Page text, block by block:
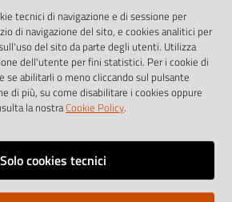
sono riutilizzabili solo alle condizioni
comunitaria 2003/98/CE e dal d.lgs.
tecnici di navigazione e di sessione per
di navigazione del sito, e cookies analitici per
del sito da parte degli utenti. Utilizza
dell'utente per fini statistici. Per i cookie di
se abilitarli o meno cliccando sul pulsante
di più, su come disabilitare i cookies oppure
la nostraCookie Policy.
Solo cookies tecnici